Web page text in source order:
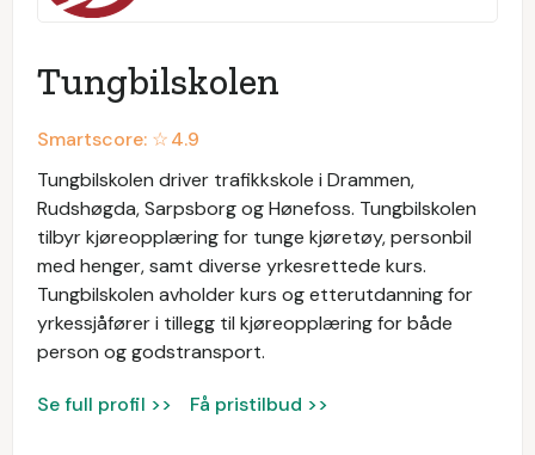
Tungbilskolen
Smartscore: ☆4.9
Tungbilskolen driver trafikkskole i Drammen,
Rudshøgda, Sarpsborg og Hønefoss. Tungbilskolen
tilbyr kjøreopplæring for tunge kjøretøy, personbil
med henger, samt diverse yrkesrettede kurs.
Tungbilskolen avholder kurs og etterutdanning for
yrkessjåfører i tillegg til kjøreopplæring for både
person og godstransport.
Se full profil >> Få pristilbud >>